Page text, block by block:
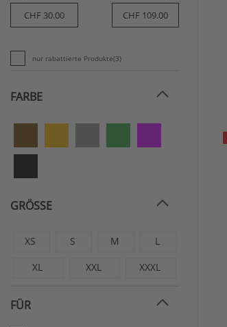
nur rabattierte Produkte(3)
FARBE
GRÖSSE
XS S M L
XL XXL XXXL
FÜR